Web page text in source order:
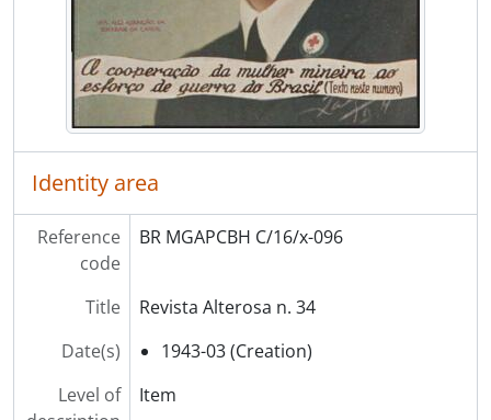
Identity area
Reference
code
BR MGAPCBH C/16/x-096
Title
Revista Alterosa n. 34
Date(s)
1943-03 (Creation)
Level of
Item